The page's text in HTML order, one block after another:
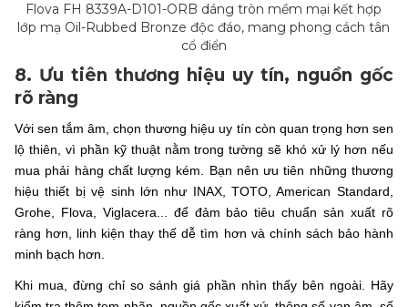
Flova FH 8339A-D101-ORB dáng tròn mềm mại kết hợp
lớp mạ Oil-Rubbed Bronze độc đáo, mang phong cách tân
cổ điển
8. Ưu tiên thương hiệu uy tín, nguồn gốc
rõ ràng
Với sen tắm âm, chọn thương hiệu uy tín còn quan trọng hơn sen
lộ thiên, vì phần kỹ thuật nằm trong tường sẽ khó xử lý hơn nếu
mua phải hàng chất lượng kém. Bạn nên ưu tiên những thương
hiệu thiết bị vệ sinh lớn như INAX, TOTO, American Standard,
Grohe, Flova, Viglacera... để đảm bảo tiêu chuẩn sản xuất rõ
ràng hơn, linh kiện thay thế dễ tìm hơn và chính sách bảo hành
minh bạch hơn.
Khi mua, đừng chỉ so sánh giá phần nhìn thấy bên ngoài. Hãy